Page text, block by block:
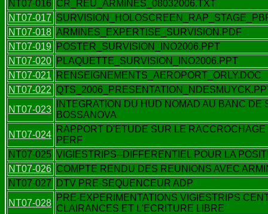
NT07-016 CR_REU_ARMINES_08032006.TXT
NT07-017
NT07-018 ARMINES_EXPERTISE_SURVISION.PDF
NT07-019 POSTER_SURVISION_INO2006.PPT
NT07-020 PLAQUETTE_SURVISION_INO2006.PPT
NT07-021
RENSEIGNEMENTS_AEROPORT_ORLY.DOC
NT07-022
NT07-023
INTEGRATION DU HUD NOMAD AU BANC DE
BOSSANOVA
NT07-024
RAPPORT D'ETUDE SUR LE
PERF
NT07-025 VIGIESTRIPS--DIFFERENTIEL POUR LA
NT07-026 COMPTE RENDU DES REUNIONS AVEC
NT07-027
DTV PRE-SEQUENCEUR ADP
NT07-028
PRE-EXPERIMENTATIONS VIGIESTRIPS
CLAIRANCES ET L'ECRITURE LIBRE